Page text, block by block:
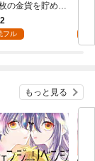
の金貨を貯めま
）
フル
もっと見る